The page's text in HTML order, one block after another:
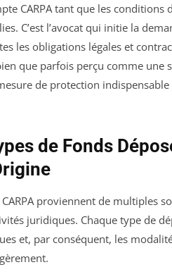
CARPA tant que les conditions
C’est l’avocat qui initie la
les obligations légales et
que parfois perçu comme une
de protection
de Fonds
proviennent de multiples
juridiques. Chaque type de
et, par conséquent, les